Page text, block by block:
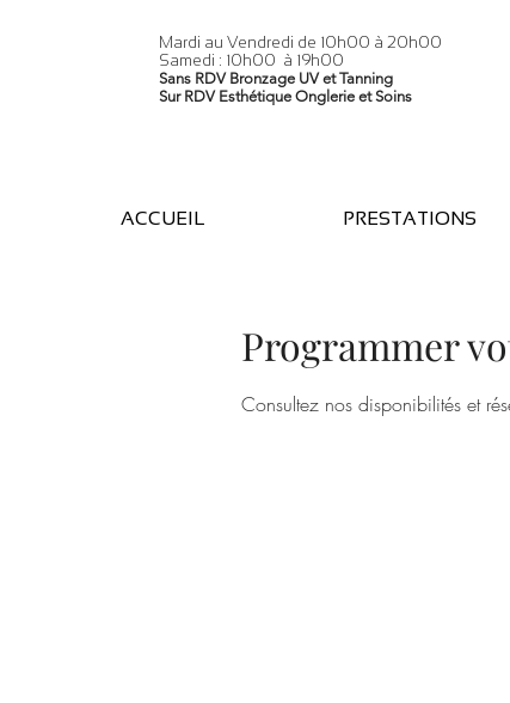
Mardi au Vendredi de 10h00 à 20h00
Samedi : 10h00 à 19h00
Sans RDV Bronzage UV et Tanning
Sur RDV Esthétique Onglerie et Soins
ACCUEIL PRESTATIONS
Programmer
Consultez nos disponibilités et